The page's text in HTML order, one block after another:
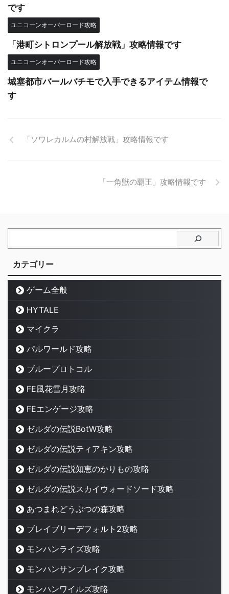
です
ユニコーンオーバーロード攻略
「港町シトロンプール解放戦」攻略情報です
ユニコーンオーバーロード攻略
城塞都市バールバチモで入手できるアイテム情報で
す
「ソワレカルムの村解放戦」攻略情報です
「一角獣の覇王」攻略情報です
カテゴリー
ゲーム全般
HYTALE
マイクラ
パルワールド攻略
ブループロトコル
FE風花雪月攻略
FEエンゲージ攻略
ゼルダの伝説BotW攻略
ゼルダの伝説ティアキン攻略
ゼルダの伝説知恵のかりもの攻略
ゼルダの伝説スカイウォードソード攻略
あつまれどうぶつの森攻略
ブレイブリーデフォルト2攻略
モンハンライズ攻略
モンハンサンブレイク攻略
モンハンワイルズ攻略